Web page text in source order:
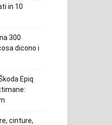
in 10
300
dicono i
Epiq
cinture,